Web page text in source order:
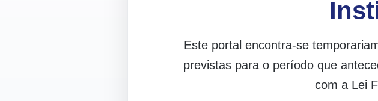
Este portal encontra-se
previstas para o período que
com a Lei